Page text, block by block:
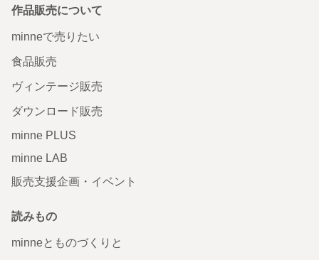
作品販売について
minneで売りたい
食品販売
ヴィンテージ販売
ダウンロード販売
minne PLUS
minne LAB
販売支援企画・イベント
読みもの
minneとものづくりと